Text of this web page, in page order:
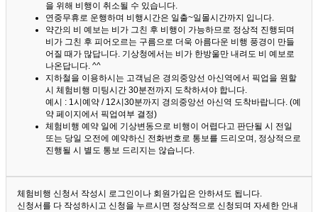
을 위해 비행이 취소될 수 있습니다.
연중무휴로 운행하며 비행시간은 일출~일몰시간까지 입니다.
약간의 비 예보는 비가 그친 후 비행이 가능하므로 정상적 진행되며
비가 그친 후 피어오르는 구름으로 더욱 아름다운 비행 풍경이 만들
어질 때가 많답니다. 기상청에서는 비가 한방울만 내려도 비 예보로
나온답니다. ^^
지하철을 이용하시는 고객님은 경의중앙선 아신역에서 픽업을 원할
시 체험비행 미팅시간 30분전까지 도착하셔야 합니다.
예시 : 1시예약 / 12시30분까지 경의중앙선 아신역 도착바랍니다. (예
약 페이지에서 픽업여부 결정)
체험비행 예약 일에 기상변동으로 비행이 어렵다고 판단될 시 전일
또는 당일 오전에 예약하신 전화번호로 통보를 드리오며, 정상적으로
진행될 시 별도 통보 드리지는 않습니다.
체험비행 신청서 작성시 로그인이나 회원가입은 안하셔도 됩니다.
신청서를 다 작성하시고 신청을 누르시면 정상적으로 신청되며 자세한 안내